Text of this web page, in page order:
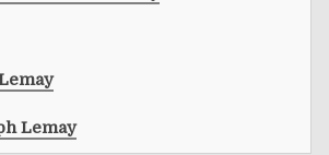
Lemay